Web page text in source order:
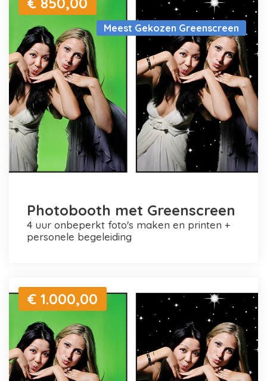
Meest Gekozen Greenscreen
Photobooth met Greenscreen
4 uur onbeperkt foto's maken en printen +
personele begeleiding
€ 1.000,00